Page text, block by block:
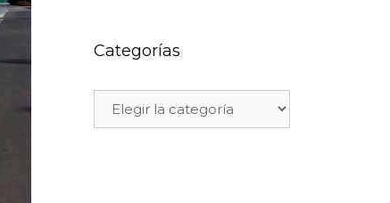
Categorías